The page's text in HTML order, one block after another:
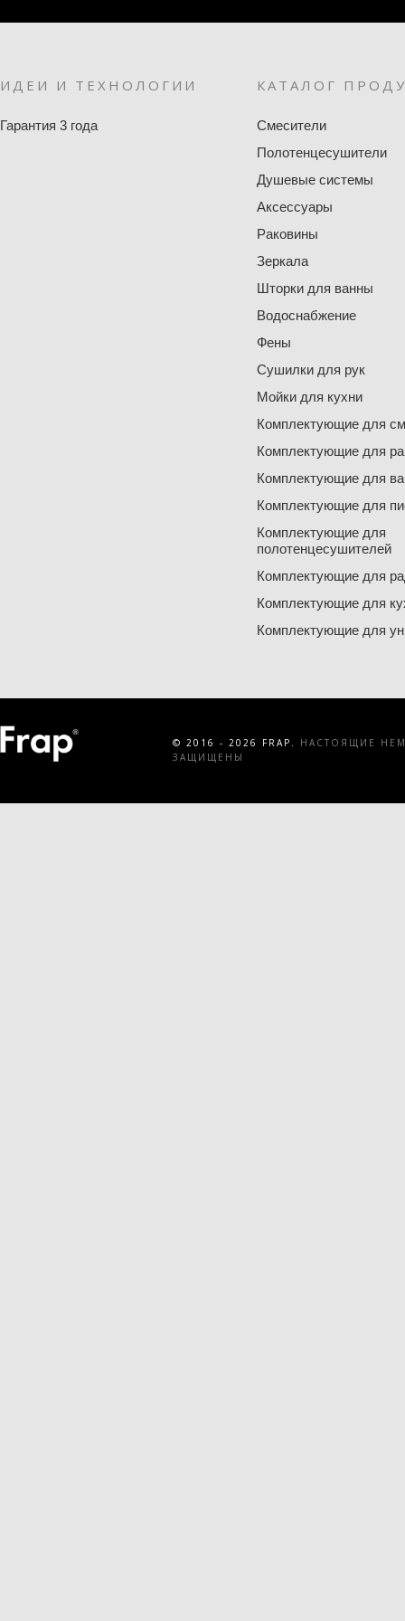
ИДЕИ И ТЕХНОЛОГИИ
Гарантия 3 года
КАТАЛОГ
Смесители
Полотенцесушители
Душевые системы
Аксессуары
Раковины
Зеркала
Шторки для ванны
Водоснабжение
Фены
Сушилки для рук
Мойки для кухни
Комплектующие для
Комплектующие для
Комплектующие для
Комплектующие для
Комплектующие для
полотенцесушителей
Комплектующие для
Комплектующие для
Комплектующие для
© 2016 - 2026 FRAP.
НАСТОЯЩИЕ
ЗАЩИЩЕНЫ